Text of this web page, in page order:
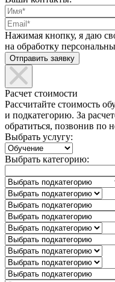
Нажимая кнопку, я даю
на обработку
Расчет стоимости
Рассчитайте стоимость
и подкатегорию. За
обратиться, позвонив по
Выбрать услугу:
Выбрать категорию: